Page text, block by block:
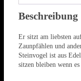
Beschreibung
Er sitzt am liebsten
Zaunpfählen und
Steinvogel ist aus
sitzen bleiben wenn es